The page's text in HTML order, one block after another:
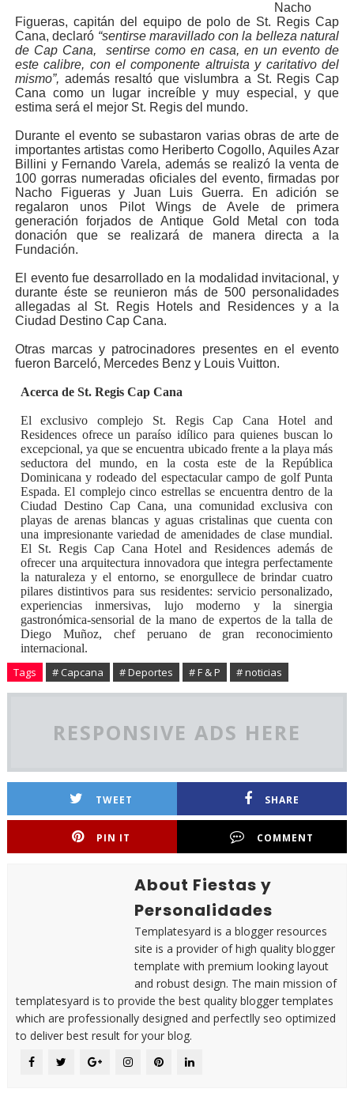
Nacho
Figueras, capitán del equipo de polo de St. Regis Cap
Cana, declaró “sentirse maravillado con la belleza natural
de Cap Cana, sentirse como en casa, en un evento de
este calibre, con el componente altruista y caritativo del
mismo”, además resaltó que vislumbra a St. Regis Cap
Cana como un lugar increíble y muy especial, y que
estima será el mejor St. Regis del mundo.
Durante el evento se subastaron varias obras de arte de
importantes artistas como Heriberto Cogollo, Aquiles Azar
Billini y Fernando Varela, además se realizó la venta de
100 gorras numeradas oficiales del evento, firmadas por
Nacho Figueras y Juan Luis Guerra. En adición se
regalaron unos Pilot Wings de Avele de primera
generación forjados de Antique Gold Metal con toda
donación que se realizará de manera directa a la
Fundación.
El evento fue desarrollado en la modalidad invitacional, y
durante éste se reunieron más de 500 personalidades
allegadas al St. Regis Hotels and Residences y a la
Ciudad Destino Cap Cana.
Otras marcas y patrocinadores presentes en el evento
fueron Barceló, Mercedes Benz y Louis Vuitton.
Acerca de St. Regis Cap Cana
El exclusivo complejo St. Regis Cap Cana Hotel and
Residences ofrece un paraíso idílico para quienes buscan lo
excepcional, ya que se encuentra ubicado frente a la playa más
seductora del mundo, en la costa este de la República
Dominicana y rodeado del espectacular campo de golf Punta
Espada. El complejo cinco estrellas se encuentra dentro de la
Ciudad Destino Cap Cana, una comunidad exclusiva con
playas de arenas blancas y aguas cristalinas que cuenta con
una impresionante variedad de amenidades de clase mundial.
El St. Regis Cap Cana Hotel and Residences además de
ofrecer una arquitectura innovadora que integra perfectamente
la naturaleza y el entorno, se enorgullece de brindar cuatro
pilares distintivos para sus residentes: servicio personalizado,
experiencias inmersivas, lujo moderno y la sinergia
gastronómica-sensorial de la mano de expertos de la talla de
Diego Muñoz, chef peruano de gran reconocimiento
internacional.
Tags # Capcana # Deportes # F & P # noticias
RESPONSIVE ADS HERE
TWEET SHARE
PIN IT COMMENT
About Fiestas y
Personalidades
Templatesyard is a blogger resources
site is a provider of high quality blogger
template with premium looking layout
and robust design. The main mission of
templatesyard is to provide the best quality blogger templates
which are professionally designed and perfectlly seo optimized
to deliver best result for your blog.